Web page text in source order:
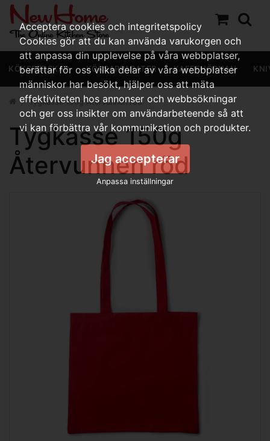
KÖKSREDSKAP KÖKSAPPARATER KAFFEHÖRNAN
Tygkasse 150g Återvunnen röd
Tygkasse 150g
Återvunnen röd
Acceptera cookies och integritetspolicy
Cookies gör att du kan använda varukorgen och
att anpassa din upplevelse på våra webbplatser,
berättar för oss vilka delar av våra webbplatser
människor har besökt, hjälper oss att mäta
effektiviteten hos annonser och webbsökningar
och ger oss insikter om användarbeteende så att
vi kan förbättra vår kommunikation och produkter.
Jag accepterar
Anpassa inställningar